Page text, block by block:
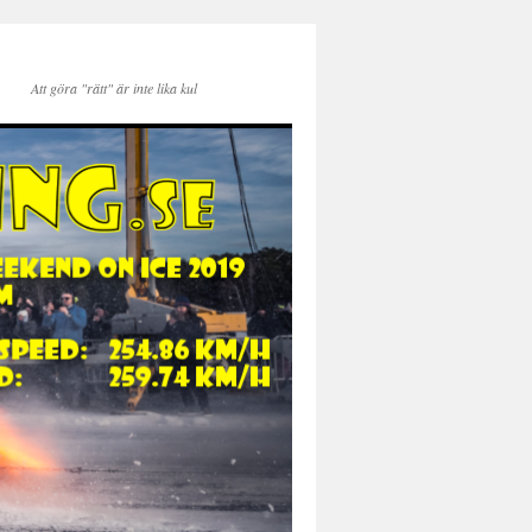
Att göra "rätt" är inte lika kul